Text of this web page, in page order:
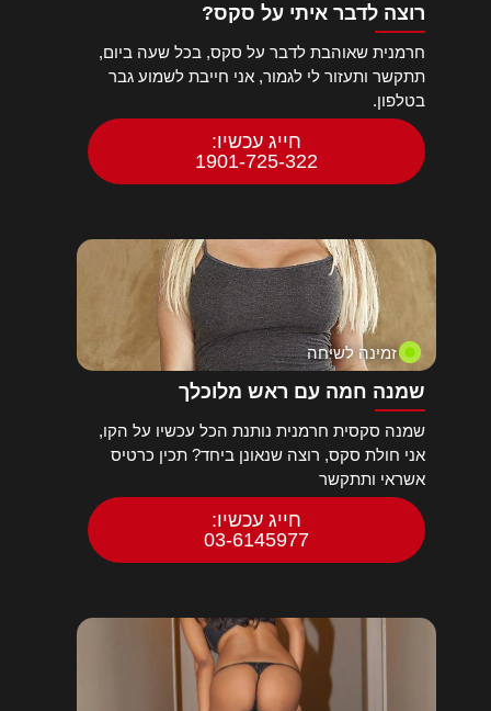
רוצה לדבר איתי על סקס?
חרמנית שאוהבת לדבר על סקס, בכל שעה ביום,
תתקשר ותעזור לי לגמור, אני חייבת לשמוע גבר
בטלפון.
חייג עכשיו:
1901-725-322
זמינה לשיחה
שמנה חמה עם ראש מלוכלך
שמנה סקסית חרמנית נותנת הכל עכשיו על הקו,
אני חולת סקס, רוצה שנאונן ביחד? תכין כרטיס
אשראי ותתקשר
חייג עכשיו:
03-6145977